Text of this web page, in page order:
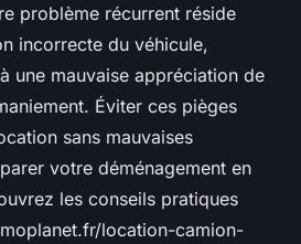
problème récurrent réside
incorrecte du véhicule,
une mauvaise appréciation de
Éviter ces pièges
sans mauvaises
votre déménagement en
les conseils pratiques
location-camion-